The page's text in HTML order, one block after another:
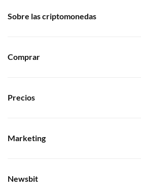
Sobre las criptomonedas
Comprar
Precios
Marketing
Newsbit